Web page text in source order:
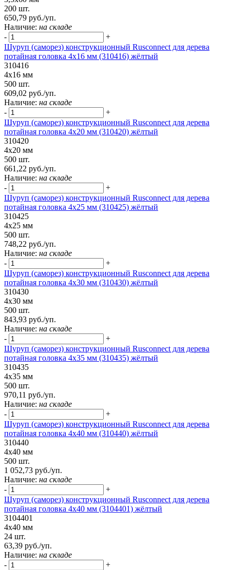
200 шт.
650,79 руб./уп.
Наличие: на складе
-
+
Шуруп (саморез) конструкционный Rusconnect для дерева
потайная головка 4х16 мм (310416) жёлтый
310416
4х16 мм
500 шт.
609,02 руб./уп.
Наличие: на складе
-
+
Шуруп (саморез) конструкционный Rusconnect для дерева
потайная головка 4х20 мм (310420) жёлтый
310420
4х20 мм
500 шт.
661,22 руб./уп.
Наличие: на складе
-
+
Шуруп (саморез) конструкционный Rusconnect для дерева
потайная головка 4х25 мм (310425) жёлтый
310425
4х25 мм
500 шт.
748,22 руб./уп.
Наличие: на складе
-
+
Шуруп (саморез) конструкционный Rusconnect для дерева
потайная головка 4x30 мм (310430) жёлтый
310430
4x30 мм
500 шт.
843,93 руб./уп.
Наличие: на складе
-
+
Шуруп (саморез) конструкционный Rusconnect для дерева
потайная головка 4x35 мм (310435) жёлтый
310435
4x35 мм
500 шт.
970,11 руб./уп.
Наличие: на складе
-
+
Шуруп (саморез) конструкционный Rusconnect для дерева
потайная головка 4x40 мм (310440) жёлтый
310440
4x40 мм
500 шт.
1 052,73 руб./уп.
Наличие: на складе
-
+
Шуруп (саморез) конструкционный Rusconnect для дерева
потайная головка 4х40 мм (3104401) жёлтый
3104401
4х40 мм
24 шт.
63,39 руб./уп.
Наличие: на складе
-
+